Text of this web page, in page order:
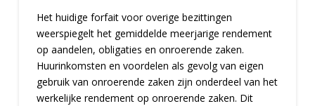
Het huidige forfait voor overige bezittingen
weerspiegelt het gemiddelde meerjarige rendement
op aandelen, obligaties en onroerende zaken.
Huurinkomsten en voordelen als gevolg van eigen
gebruik van onroerende zaken zijn onderdeel van het
werkelijke rendement op onroerende zaken. Dit